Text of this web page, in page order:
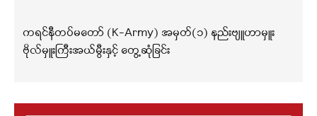
ကရင်နီတပ်မတော် (K-Army) အမှတ်(၁) နည်းဗျူဟာမှူး
ဗိုလ်မှူးကြီးအယ်မွီးနှင့် တွေ့ဆုံခြင်း